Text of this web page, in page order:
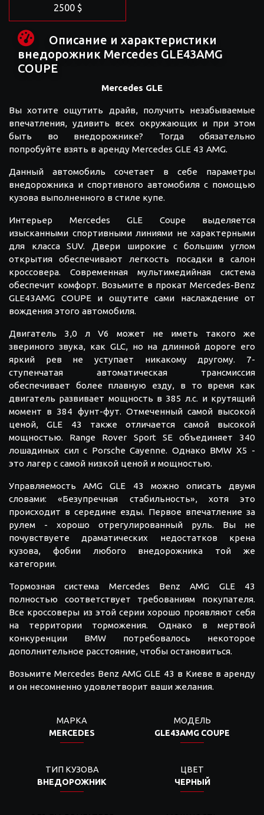
2500 $
Описание и характеристики
внедорожник Mercedes GLE43AMG
COUPE
Mercedes GLE
Вы хотите ощутить драйв, получить незабываемые
впечатления, удивить всех окружающих и при этом
быть во внедорожнике? Тогда обязательно
попробуйте взять в аренду Mercedes GLE 43 AMG.
Данный автомобиль сочетает в себе параметры
внедорожника и спортивного автомобиля с помощью
кузова выполненного в стиле купе.
Интерьер Mercedes GLE Coupe выделяется
изысканными спортивными линиями не характерными
для класса SUV. Двери широкие с большим углом
открытия обеспечивают легкость посадки в салон
кроссовера. Современная мультимедийная система
обеспечит комфорт. Возьмите в прокат Mercedes-Benz
GLE43AMG COUPE и ощутите сами наслаждение от
вождения этого автомобиля.
Двигатель 3,0 л V6 может не иметь такого же
звериного звука, как GLC, но на длинной дороге его
яркий рев не уступает никакому другому. 7-
ступенчатая автоматическая трансмиссия
обеспечивает более плавную езду, в то время как
двигатель развивает мощность в 385 л.с. и крутящий
момент в 384 фунт-фут. Отмеченный самой высокой
ценой, GLE 43 также отличается самой высокой
мощностью. Range Rover Sport SE объединяет 340
лошадиных сил с Porsche Cayenne. Однако BMW X5 -
это лагер с самой низкой ценой и мощностью.
Управляемость AMG GLE 43 можно описать двумя
словами: «Безупречная стабильность», хотя это
происходит в середине езды. Первое впечатление за
рулем - хорошо отрегулированный руль. Вы не
почувствуете драматических недостатков крена
кузова, фобии любого внедорожника той же
категории.
Тормозная система Mercedes Benz AMG GLE 43
полностью соответствует требованиям покупателя.
Все кроссоверы из этой серии хорошо проявляют себя
на территории торможения. Однако в мертвой
конкуренции BMW потребовалось некоторое
дополнительное расстояние, чтобы остановиться.
Возьмите Mercedes Benz AMG GLE 43 в Киеве в аренду
и он несомненно удовлетворит ваши желания.
МАРКА
MERCEDES
МОДЕЛЬ
GLE43AMG COUPE
ТИП КУЗОВА
ВНЕДОРОЖНИК
ЦВЕТ
ЧЕРНЫЙ